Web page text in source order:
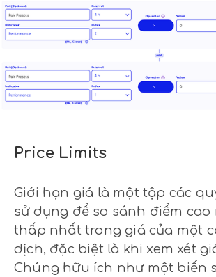
Price Limits
Giới hạn giá là một tập các
sử dụng để so sánh điểm cao
thấp nhất trong giá của một
dịch, đặc biệt là khi xem xét
Chúng hữu ích như một biến